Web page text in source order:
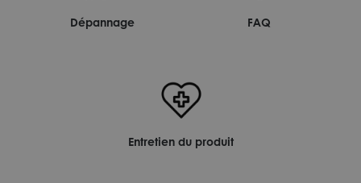
Dépannage FAQ
Entretien du produit